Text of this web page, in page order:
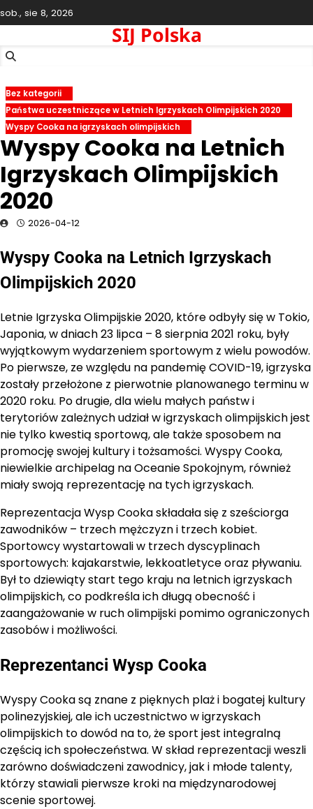
Skip
to
sob., sie 8, 2026
SIJ Polska
Bez kategorii
Państwa uczestniczące w Letnich Igrzyskach Olimpijskich 2020
Wyspy Cooka na igrzyskach olimpijskich
Wyspy Cooka na Letnich
Igrzyskach Olimpijskich
2020
2026-04-12
Wyspy Cooka na Letnich Igrzyskach
Olimpijskich 2020
Letnie Igrzyska Olimpijskie 2020, które odbyły się w Tokio,
Japonia, w dniach 23 lipca – 8 sierpnia 2021 roku, były
wyjątkowym wydarzeniem sportowym z wielu powodów.
Po pierwsze, ze względu na pandemię COVID-19, igrzyska
zostały przełożone z pierwotnie planowanego terminu w
2020 roku. Po drugie, dla wielu małych państw i
terytoriów zależnych udział w igrzyskach olimpijskich jest
nie tylko kwestią sportową, ale także sposobem na
promocję swojej kultury i tożsamości. Wyspy Cooka,
niewielkie archipelag na Oceanie Spokojnym, również
miały swoją reprezentację na tych igrzyskach.
Reprezentacja Wysp Cooka składała się z sześciorga
zawodników – trzech mężczyzn i trzech kobiet.
Sportowcy wystartowali w trzech dyscyplinach
sportowych: kajakarstwie, lekkoatletyce oraz pływaniu.
Był to dziewiąty start tego kraju na letnich igrzyskach
olimpijskich, co podkreśla ich długą obecność i
zaangażowanie w ruch olimpijski pomimo ograniczonych
zasobów i możliwości.
Reprezentanci Wysp Cooka
Wyspy Cooka są znane z pięknych plaż i bogatej kultury
polinezyjskiej, ale ich uczestnictwo w igrzyskach
olimpijskich to dowód na to, że sport jest integralną
częścią ich społeczeństwa. W skład reprezentacji weszli
zarówno doświadczeni zawodnicy, jak i młode talenty,
którzy stawiali pierwsze kroki na międzynarodowej
scenie sportowej.